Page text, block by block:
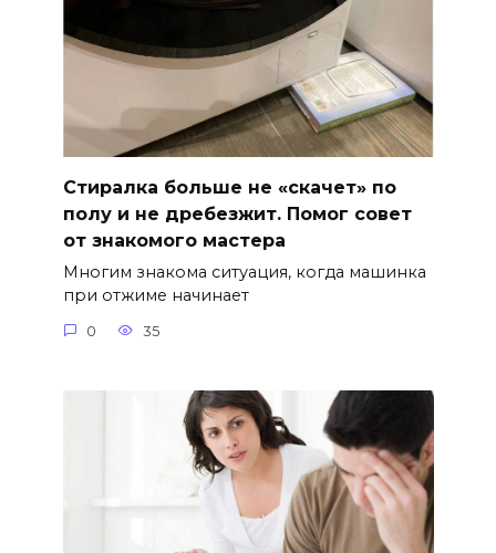
Стиралка больше не «скачет» по
полу и не дребезжит. Помог совет
от знакомого мастера
Многим знакома ситуация, когда машинка
при отжиме начинает
0 35